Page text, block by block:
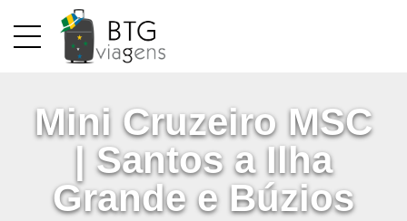
BRASIL CRUZEIROS
Mini Cruzeiro MSC
| Santos a Ilha
Grande e Búzios